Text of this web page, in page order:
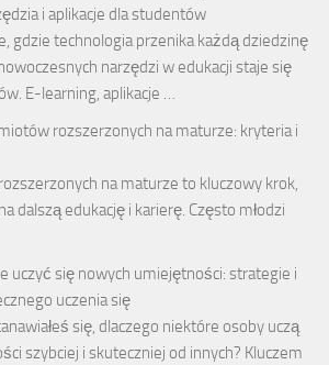
i aplikacje dla studentów
gdzie technologia przenika każdą dziedzinę
narzędzi w edukacji staje się
E-learning, aplikacje …
rozszerzonych na maturze: kryteria i
na maturze to kluczowy krok,
dalszą edukację i karierę. Często młodzi
uczyć się nowych umiejętności: strategie i
uczenia się
się, dlaczego niektóre osoby uczą
szybciej i skuteczniej od innych? Kluczem